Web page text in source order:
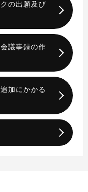
の出願及び
議事録の作
加にかかる